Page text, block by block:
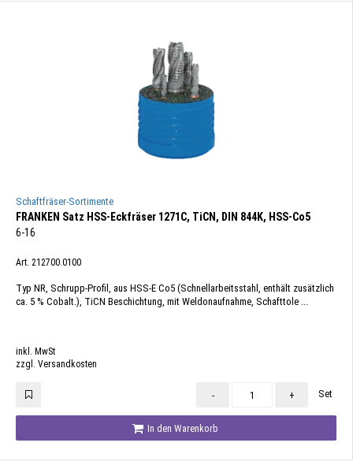
Schaftfräser-Sortimente
FRANKEN Satz HSS-Eckfräser 1271C, TiCN, DIN 844K, HSS-Co5
6-16
Art. 212700.0100
Typ NR, Schrupp-Profil, aus HSS-E Co5 (Schnellarbeitsstahl, enthält zusätzlich
ca. 5 % Cobalt.), TiCN Beschichtung, mit Weldonaufnahme, Schafttole ...
inkl. MwSt
zzgl. Versandkosten
- + Set
In den Warenkorb